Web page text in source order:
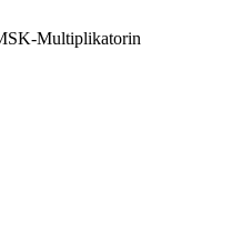
Multiplikatorin